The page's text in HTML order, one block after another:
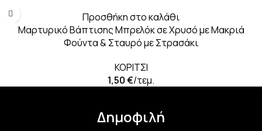
Προσθήκη στο καλάθι
Μαρτυρικό Βάπτισης Μπρελόκ σε Χρυσό με Μακριά
Φούντα & Σταυρό με Στρασάκι
ΚΟΡΙΤΣΙ
1,50€/τεμ.
Δημοφιλή